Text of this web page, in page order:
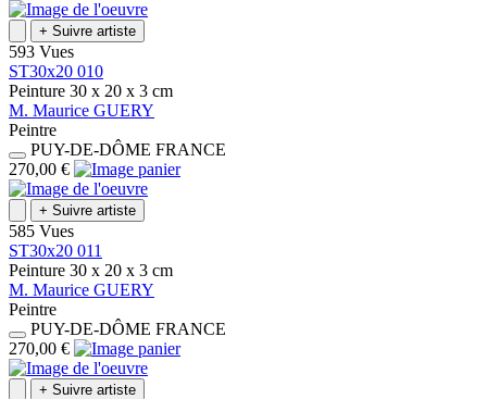
+ Suivre artiste
593 Vues
ST30x20 010
Peinture 30 x 20 x 3 cm
M. Maurice GUERY
Peintre
PUY-DE-DÔME FRANCE
270,00 €
+ Suivre artiste
585 Vues
ST30x20 011
Peinture 30 x 20 x 3 cm
M. Maurice GUERY
Peintre
PUY-DE-DÔME FRANCE
270,00 €
+ Suivre artiste